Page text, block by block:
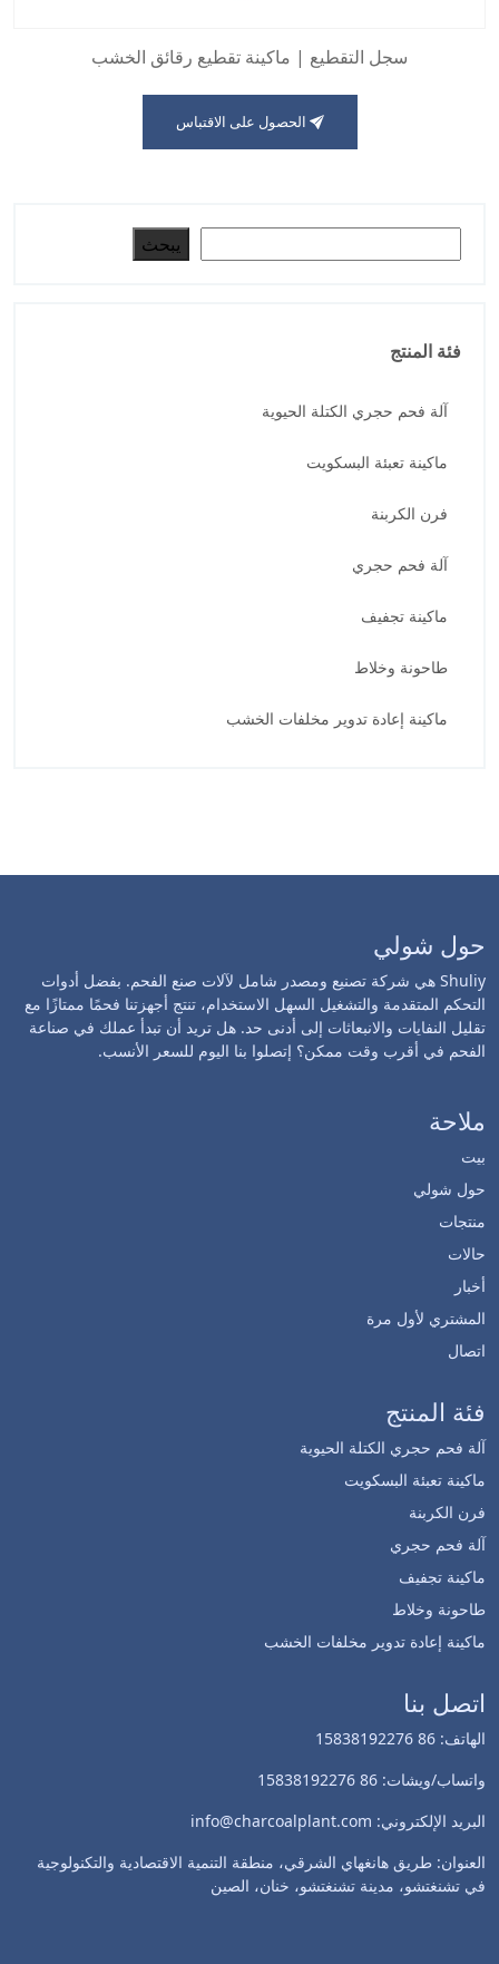
يبحث
فئة المنتج
آلة فحم حجري الكتلة الحيوية
ماكينة تعبئة البسكويت
فرن الكربنة
آلة فحم حجري
ماكينة تجفيف
طاحونة وخلاط
ماكينة إعادة تدوير مخلفات الخشب
سجل التقطيع | ماكينة تقطيع رقائق الخشب
الحصول على الاقتباس
حول شولي
Shuliy هي شركة تصنيع ومصدر شامل لآلات صنع الفحم. بفضل أدوات
التحكم المتقدمة والتشغيل السهل الاستخدام، تنتج أجهزتنا فحمًا ممتازًا مع
تقليل النفايات والانبعاثات إلى أدنى حد. هل تريد أن تبدأ عملك في صناعة
الفحم في أقرب وقت ممكن؟ إتصلوا بنا اليوم للسعر الأنسب.
ملاحة
بيت
حول شولي
منتجات
حالات
أخبار
المشتري لأول مرة
اتصال
فئة المنتج
آلة فحم حجري الكتلة الحيوية
ماكينة تعبئة البسكويت
فرن الكربنة
آلة فحم حجري
ماكينة تجفيف
طاحونة وخلاط
ماكينة إعادة تدوير مخلفات الخشب
اتصل بنا
الهاتف: 86 15838192276
واتساب/ويشات: 86 15838192276
البريد الإلكتروني: info@charcoalplant.com
العنوان: طريق هانغهاي الشرقي، منطقة التنمية الاقتصادية والتكنولوجية
في تشنغتشو، مدينة تشنغتشو، خنان، الصين
Whatsapp
Chat